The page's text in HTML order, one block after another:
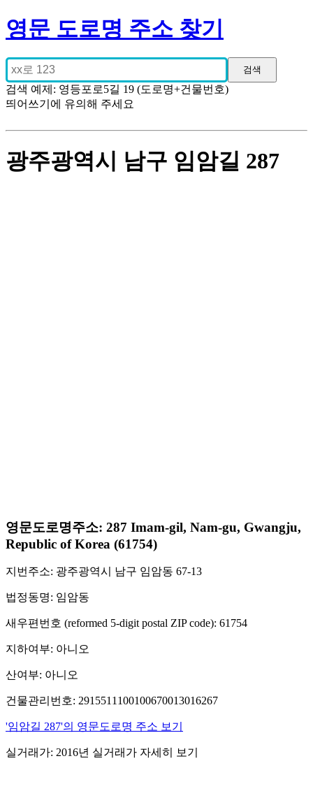
영문 도로명 주소 찾기
검색 예제: 영등포로5길 19 (도로명+건물번호)
띄어쓰기에 유의해 주세요
광주광역시 남구 임암길 287
영문도로명주소: 287 Imam-gil, Nam-gu, Gwangju,
Republic of Korea (61754)
지번주소: 광주광역시 남구 임암동 67-13
법정동명: 임암동
새우편번호 (reformed 5-digit postal ZIP code): 61754
지하여부: 아니오
산여부: 아니오
건물관리번호: 2915511100100670013016267
'임암길 287'의 영문도로명 주소 보기
실거래가: 2016년 실거래가 자세히 보기